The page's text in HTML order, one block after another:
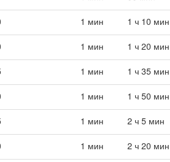
1 мин 1 ч 10 мин
1 мин 1 ч 20 мин
1 мин 1 ч 35 мин
1 мин 1 ч 50 мин
1 мин 2 ч 5 мин
1 мин 2 ч 20 мин